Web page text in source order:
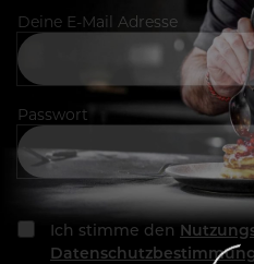
Deine E-Mail Adresse
Passwort
Ich stimme den